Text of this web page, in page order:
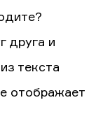
друга и
текста
отображает